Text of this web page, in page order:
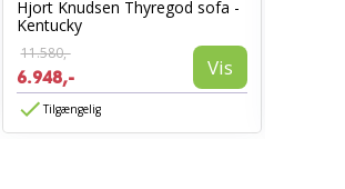
Hjort Knudsen Thyregod sofa -
Kentucky
11.580,-
6.948,- Vis
Tilgængelig